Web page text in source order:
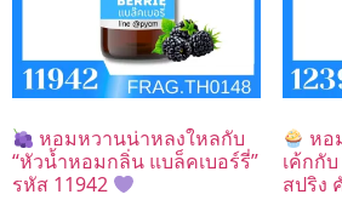
หอมหวานน่าหลงใหลกับ
“หัวน้ำหอมกลิ่น แบล็คเบอร์รี่”
รหัส 11942
หอ
เค้กกั
สปริง